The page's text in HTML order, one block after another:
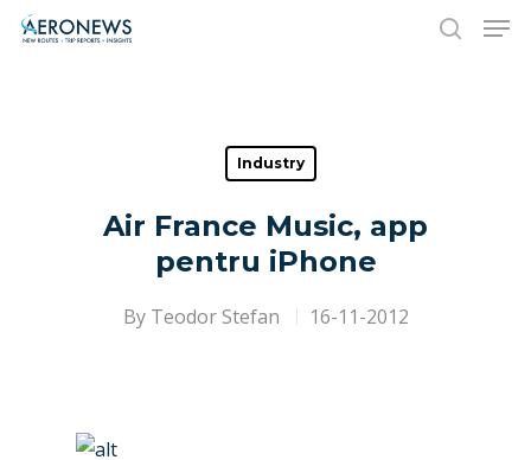
Hit enter to search or ESC to close
Industry
Air France Music, app
pentru iPhone
By Teodor Stefan 16-11-2012